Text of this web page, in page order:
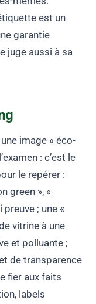
est un
garantie
juge aussi à sa
image « éco-
: c’est le
le repérer :
green », «
; une «
vitrine à une
et polluante ;
de transparence
fier aux faits
labels